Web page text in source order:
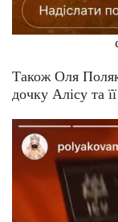
Також Оля
дочку Алісу та